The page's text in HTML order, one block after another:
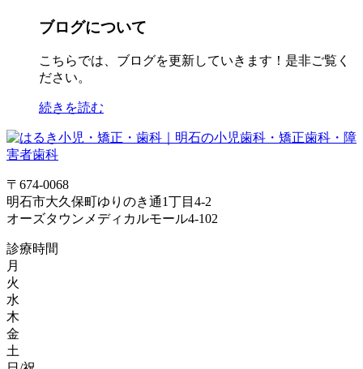
ブログについて
こちらでは、ブログを更新していきます！是非ご覧く
ださい。
続きを読む
〒674-0068
明石市大久保町ゆりのき通1丁目4-2
オーズタウンメディカルモール4-102
診療時間
月
火
水
木
金
土